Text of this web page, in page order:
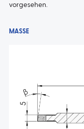
vorgesehen.
MASSE